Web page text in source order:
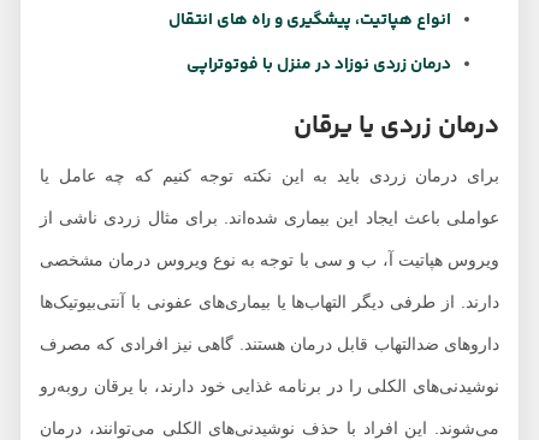
انواع هپاتیت، پیشگیری و راه های انتقال
درمان زردی نوزاد در منزل با فوتوتراپی
درمان زردی یا یرقان
برای درمان زردی باید به این نکته توجه کنیم که چه عامل یا
عواملی باعث ایجاد این بیماری شده‌اند. برای مثال زردی ناشی از
ویروس هپاتیت آ، ب و سی با توجه به نوع ویروس درمان مشخصی
دارند. از طرفی دیگر التهاب‌ها یا بیماری‌های عفونی با آنتی‌بیوتیک‌ها
داروهای ضدالتهاب قابل درمان هستند. گاهی نیز افرادی که مصرف
نوشیدنی‌های الکلی را در برنامه غذایی خود دارند، با یرقان روبه‌رو
می‌شوند. این افراد با حذف نوشیدنی‌های الکلی می‌توانند، درمان